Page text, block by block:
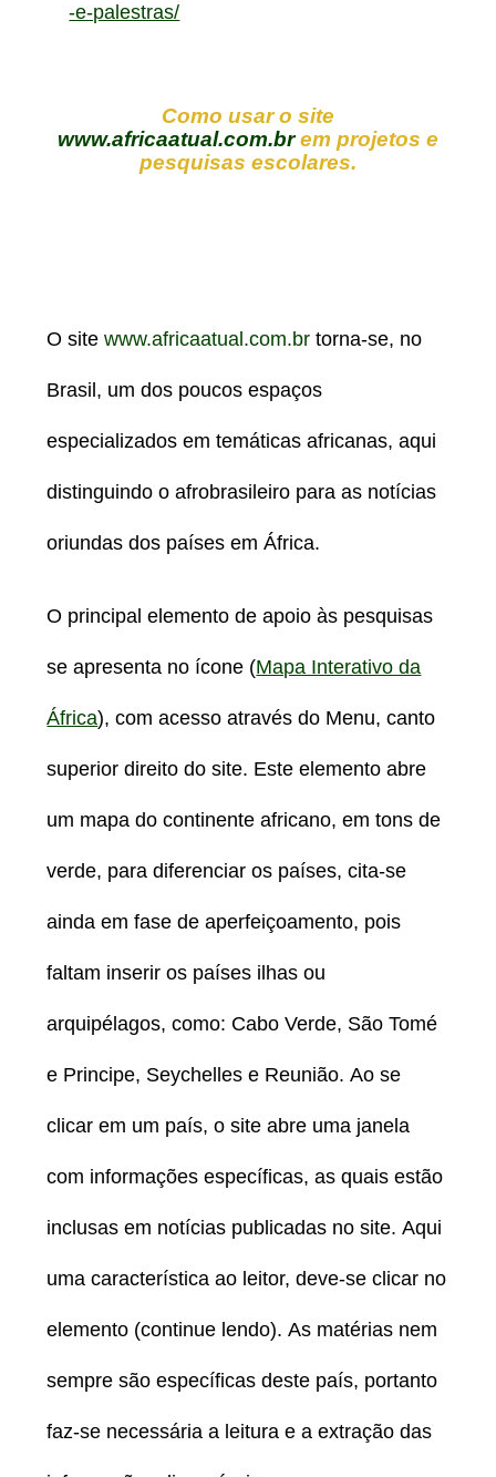
-e-palestras/
Como usar o site
www.africaatual.com.brem projetos e
pesquisas escolares.
O sitewww.africaatual.com.br torna-se, no
Brasil, um dos poucos espaços
especializados em temáticas africanas, aqui
distinguindo o afrobrasileiro para as notícias
oriundas dos países em África.
O principal elemento de apoio às pesquisas
se apresenta no ícone (Mapa Interativo da
África), com acesso através do Menu, canto
superior direito do site. Este elemento abre
um mapa do continente africano, em tons de
verde, para diferenciar os países, cita-se
ainda em fase de aperfeiçoamento, pois
faltam inserir os países ilhas ou
arquipélagos, como: Cabo Verde, São Tomé
e Principe, Seychelles e Reunião. Ao se
clicar em um país, o site abre uma janela
com informações específicas, as quais estão
inclusas em notícias publicadas no site. Aqui
uma característica ao leitor, deve-se clicar no
elemento (continue lendo). As matérias nem
sempre são específicas deste país, portanto
faz-se necessária a leitura e a extração das